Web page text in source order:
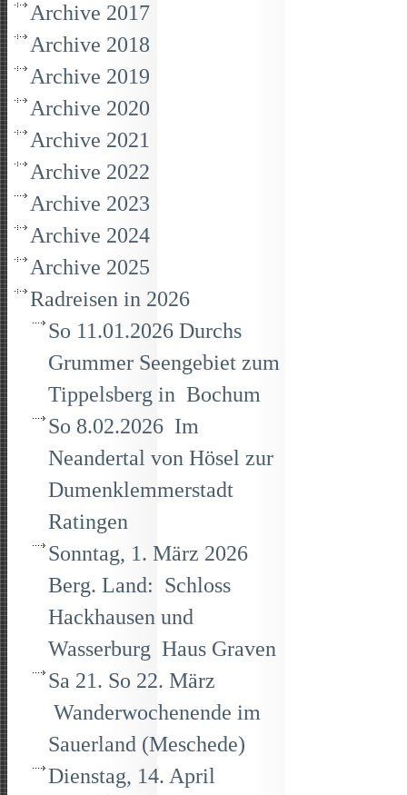
Archive 2017
Archive 2018
Archive 2019
Archive 2020
Archive 2021
Archive 2022
Archive 2023
Archive 2024
Archive 2025
Radreisen in 2026
So 11.01.2026 Durchs
Grummer Seengebiet zum
Tippelsberg in Bochum
So 8.02.2026 Im
Neandertal von Hösel zur
Dumenklemmerstadt
Ratingen
Sonntag, 1. März 2026
Berg. Land: Schloss
Hackhausen und
Wasserburg Haus Graven
Sa 21. So 22. März
Wanderwochenende im
Sauerland (Meschede)
Dienstag, 14. April